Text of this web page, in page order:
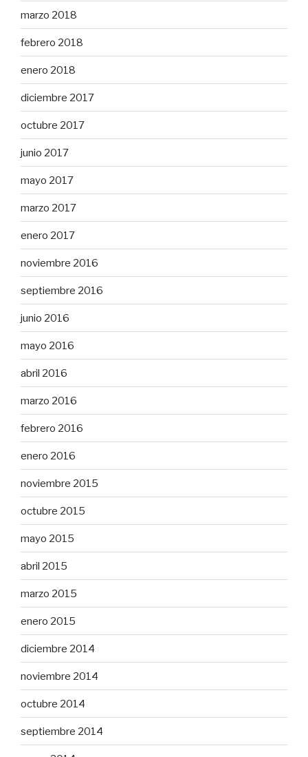
marzo 2018
febrero 2018
enero 2018
diciembre 2017
octubre 2017
junio 2017
mayo 2017
marzo 2017
enero 2017
noviembre 2016
septiembre 2016
junio 2016
mayo 2016
abril 2016
marzo 2016
febrero 2016
enero 2016
noviembre 2015
octubre 2015
mayo 2015
abril 2015
marzo 2015
enero 2015
diciembre 2014
noviembre 2014
octubre 2014
septiembre 2014